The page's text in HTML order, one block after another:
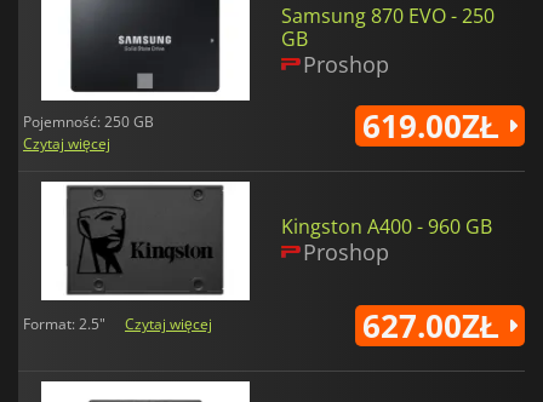
Samsung 870 EVO - 250
GB
Proshop
Pojemność: 250 GB
Czytaj więcej
619.00ZŁ
Kingston A400 - 960 GB
Proshop
Format: 2.5" Czytaj więcej 627.00ZŁ